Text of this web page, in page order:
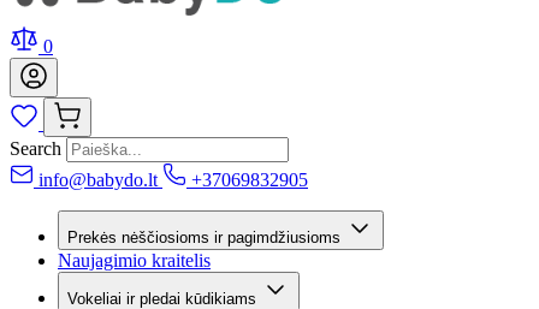
0
Search
info@babydo.lt
+37069832905
Prekės nėščiosioms ir pagimdžiusioms
Naujagimio kraitelis
Vokeliai ir pledai kūdikiams